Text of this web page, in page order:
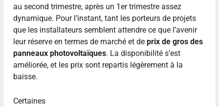
au second trimestre, après un 1er trimestre assez
dynamique. Pour l’instant, tant les porteurs de projets
que les installateurs semblent attendre ce que l’avenir
leur réserve en termes de marché et de prix de gros des
panneaux photovoltaïques. La disponibilité s’est
améliorée, et les prix sont repartis légèrement à la
baisse.
Certaines